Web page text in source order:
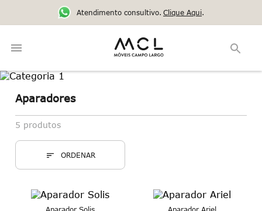
Atendimento consultivo. Clique Aqui.
Aparadores
5 produtos
Aparador Solis Aparador Ariel